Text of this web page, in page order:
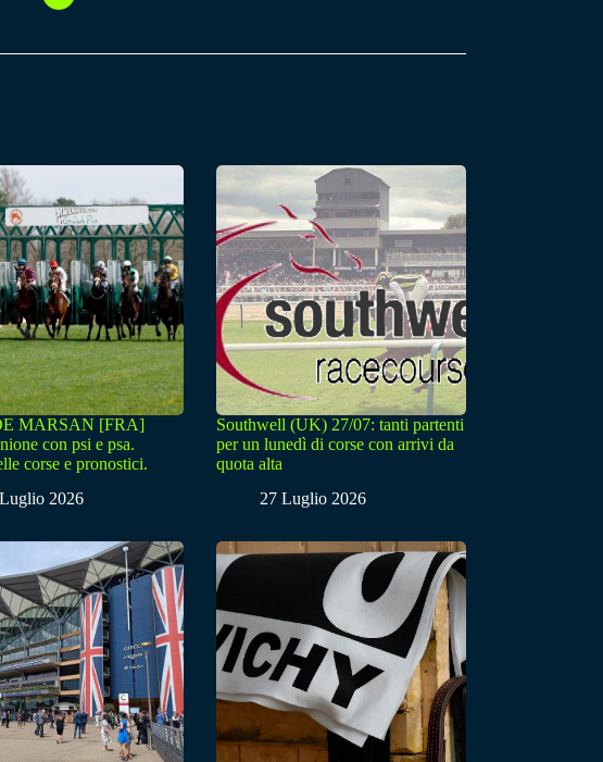
MARSAN [FRA]
con psi e psa.
corse e pronostici.
2026
Southwell (UK) 27/07: tanti partenti
per un lunedì di corse con arrivi da
quota alta
27 Luglio 2026